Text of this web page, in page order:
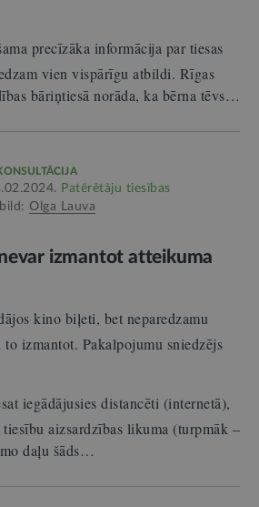
precīzāka informācija par tiesas
vien vispārīgu atbildi. Rīgas
bāriņtiesā norāda, ka bērna tēvs…
Patērētāju tiesības
Olga Lauva
izmantot atteikuma
kino biļeti, bet neparedzamu
izmantot. Pakalpojumu sniedzējs
iegādājusies distancēti (internetā),
tiesību aizsardzības likuma (turpmāk –
daļu šāds…